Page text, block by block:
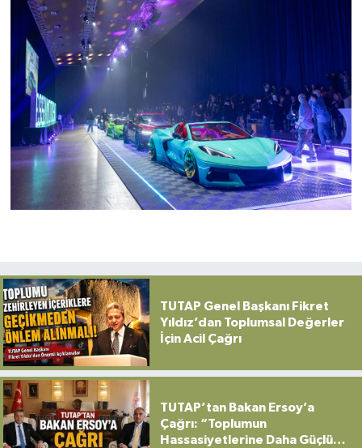
TUTAP Genel Başkanı Fikret
Yıldız’dan Toplumsal Değerler
İçin Acil Çağrı
TUTAP’tan Bakan Ersoy’a
Çağrı: “Toplumun
Hassasiyetlerine Daha Güçlü